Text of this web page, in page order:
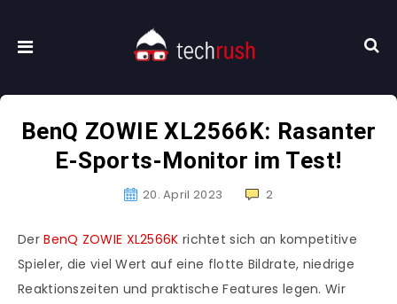
BenQ ZOWIE XL2566K: Rasanter
E-Sports-Monitor im Test!
20. April 2023 2
DerBenQ ZOWIE XL2566K richtet sich an kompetitive
Spieler, die viel Wert auf eine flotte Bildrate, niedrige
Reaktionszeiten und praktische Features legen. Wir